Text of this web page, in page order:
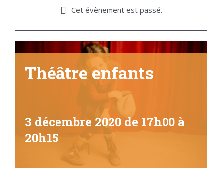
Cet évènement est passé.
Théâtre enfants
3 décembre 2020 de 17h00 à
20h15